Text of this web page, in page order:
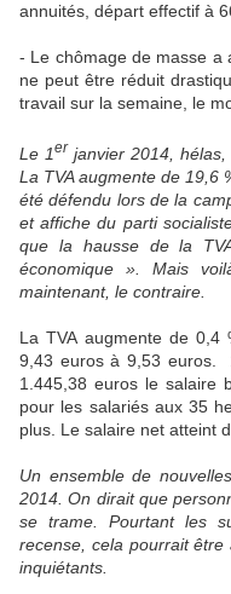
annuités, départ effectif à
- Le chômage de masse a
ne peut être réduit
travail sur la semaine, le
Le 1er janvier 2014,
La TVA augmente de 19,6
été défendu lors de la
et affiche du parti
que la hausse de la
économique ». Mais
maintenant, le contraire.
La TVA augmente de
9,43 euros à 9,53 euros.
1.445,38 euros le salaire
pour les salariés aux 35
plus. Le salaire net atteint
Un ensemble de
2014. On dirait que
se trame. Pourtant les
recense, cela pourrait
inquiétants.